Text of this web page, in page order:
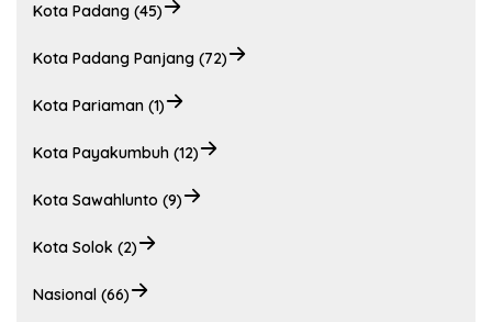
Kota Padang (45)
Kota Padang Panjang (72)
Kota Pariaman (1)
Kota Payakumbuh (12)
Kota Sawahlunto (9)
Kota Solok (2)
Nasional (66)